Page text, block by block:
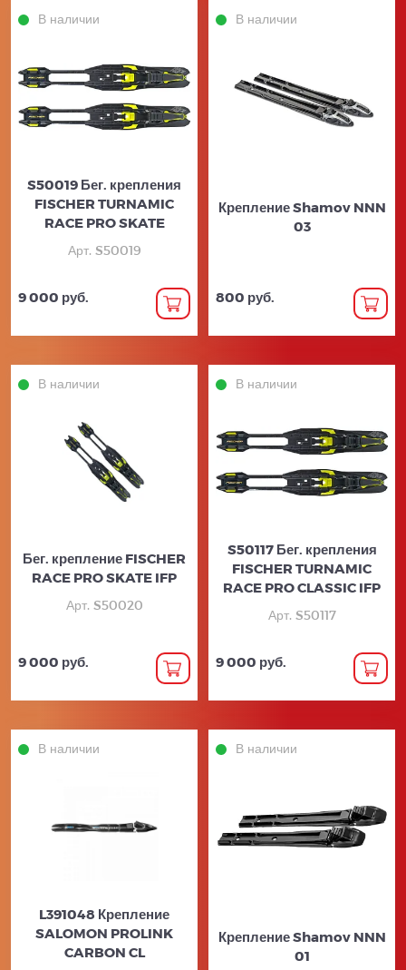
В наличии
S50019 Бег. крепления
FISCHER TURNAMIC
RACE PRO SKATE
Арт. S50019
9 000 руб.
В наличии
Крепление Shamov NNN
03
800 руб.
В наличии
Бег. крепление FISCHER
RACE PRO SKATE IFP
Арт. S50020
9 000 руб.
В наличии
S50117 Бег. крепления
FISCHER TURNAMIC
RACE PRO CLASSIC IFP
Арт. S50117
9 000 руб.
В наличии
L391048 Крепление
SALOMON PROLINK
CARBON CL
В наличии
Крепление Shamov NNN
01